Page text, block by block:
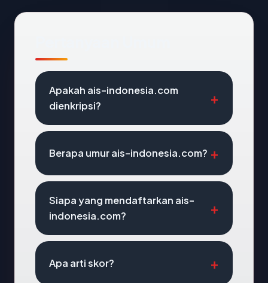
Apakah ais-indonesia.com
dienkripsi?
Berapa umur ais-indonesia.com?
Siapa yang mendaftarkan ais-
indonesia.com?
Apa arti skor?